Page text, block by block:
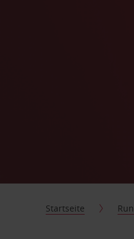
Startseite